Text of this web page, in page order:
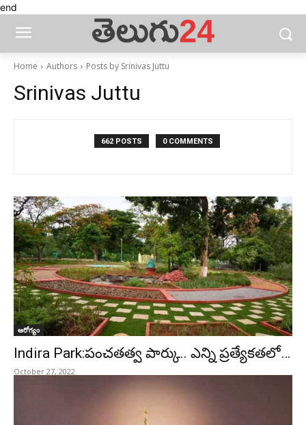
end
Home Authors Posts by Srinivas Juttu
Srinivas Juttu
662 POSTS 0 COMMENTS
ఆరోగ్యం
Indira Park:పంచతత్వ పార్కు.. ఎన్ని ప్రత్యేకతలో…
October 27, 2022